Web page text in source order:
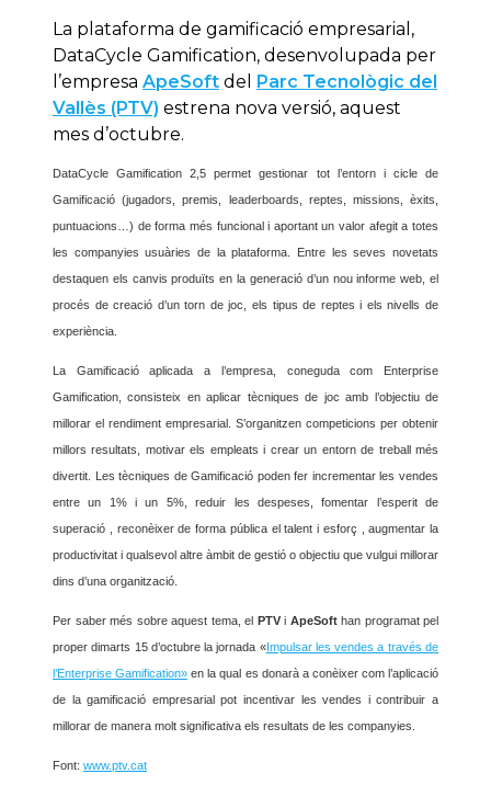
La plataforma de gamificació empresarial,
DataCycle Gamification, desenvolupada per
l’empresa ApeSoft del Parc Tecnològic del
Vallès (PTV) estrena nova versió, aquest
mes d’octubre.
DataCycle Gamification 2,5 permet gestionar tot l’entorn i cicle de
Gamificació (jugadors, premis, leaderboards, reptes, missions, èxits,
puntuacions…) de forma més funcional i aportant un valor afegit a totes
les companyies usuàries de la plataforma. Entre les seves novetats
destaquen els canvis produïts en la generació d’un nou informe web, el
procés de creació d’un torn de joc, els tipus de reptes i els nivells de
experiència.
La Gamificació aplicada a l’empresa, coneguda com Enterprise
Gamification, consisteix en aplicar tècniques de joc amb l’objectiu de
millorar el rendiment empresarial. S’organitzen competicions per obtenir
millors resultats, motivar els empleats i crear un entorn de treball més
divertit. Les tècniques de Gamificació poden fer incrementar les vendes
entre un 1% i un 5%, reduir les despeses, fomentar l’esperit de
superació , reconèixer de forma pública el talent i esforç , augmentar la
productivitat i qualsevol altre àmbit de gestió o objectiu que vulgui millorar
dins d’una organització.
Per saber més sobre aquest tema, el PTVi ApeSofthan programat pel
proper dimarts 15 d’octubre la jornada «Impulsar les vendes a través de
l’Enterprise Gamification» en la qual es donarà a conèixer com l’aplicació
de la gamificació empresarial pot incentivar les vendes i contribuir a
millorar de manera molt significativa els resultats de les companyies.
Font: www.ptv.cat